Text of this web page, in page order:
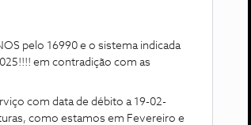
16990 e o sistema indicada
em contradição com as
data de débito a 19-02-
como estamos em Fevereiro e